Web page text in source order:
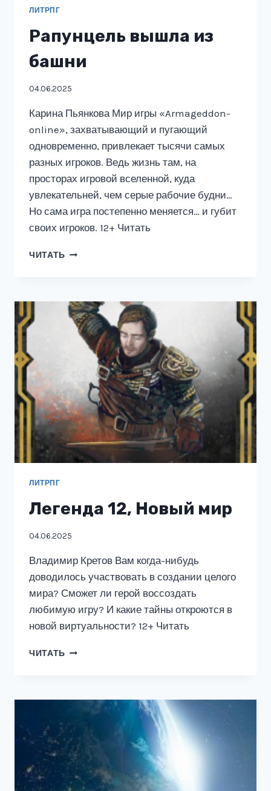
ЛИТРПГ
Рапунцель вышла из
башни
04.06.2025
Карина Пьянкова Мир игры «Armageddon-
online», захватывающий и пугающий
одновременно, привлекает тысячи самых
разных игроков. Ведь жизнь там, на
просторах игровой вселенной, куда
увлекательней, чем серые рабочие будни…
Но сама игра постепенно меняется… и губит
своих игроков. 12+ Читать
ЧИТАТЬ РАПУНЦЕЛЬ
ЛИТРПГ
Легенда 12, Новый мир
04.06.2025
Владимир Кретов Вам когда-нибудь
доводилось участвовать в создании целого
мира? Сможет ли герой воссоздать
любимую игру? И какие тайны откроются в
новой виртуальности? 12+ Читать
ЧИТАТЬ ЛЕГЕНДА